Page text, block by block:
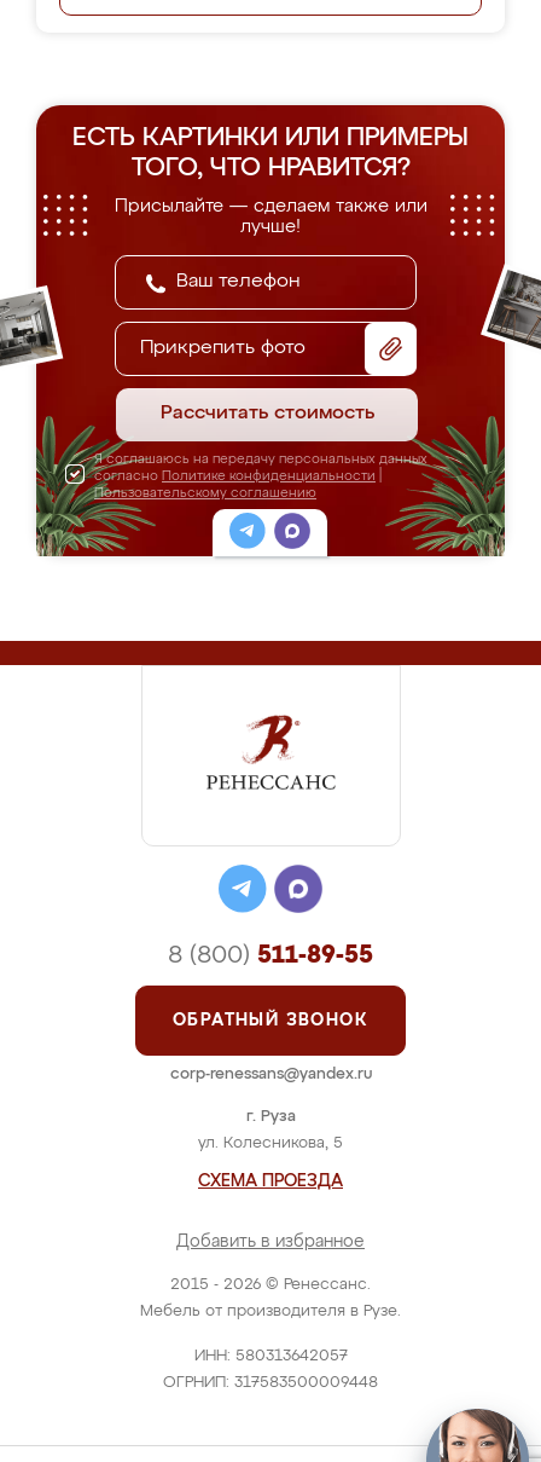
ЕСТЬ КАРТИНКИ ИЛИ ПРИМЕРЫ
ТОГО, ЧТО НРАВИТСЯ?
Присылайте — сделаем также или
лучше!
Прикрепить фото
Рассчитать стоимость
Я соглашаюсь на передачу персональных данных
согласно Политике конфиденциальности
Пользовательскому соглашению
2015 - 2026 © Ренессанс.
Мебель от производителя в Рузе.
ИНН: 580313642057
ОГРНИП: 317583500009448
г. Руза
ул. Колесникова, 5
СХЕМА ПРОЕЗДА
Добавить в избранное
8 (800) 511-89-55
ОБРАТНЫЙ ЗВОНОК
corp-renessans@yandex.ru